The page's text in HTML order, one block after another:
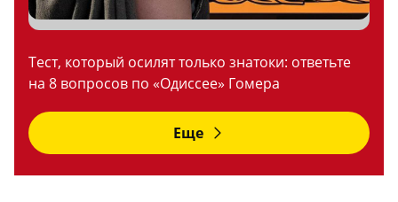
Тест, который осилят только знатоки: ответьте
на 8 вопросов по «Одиссее» Гомера
Еще